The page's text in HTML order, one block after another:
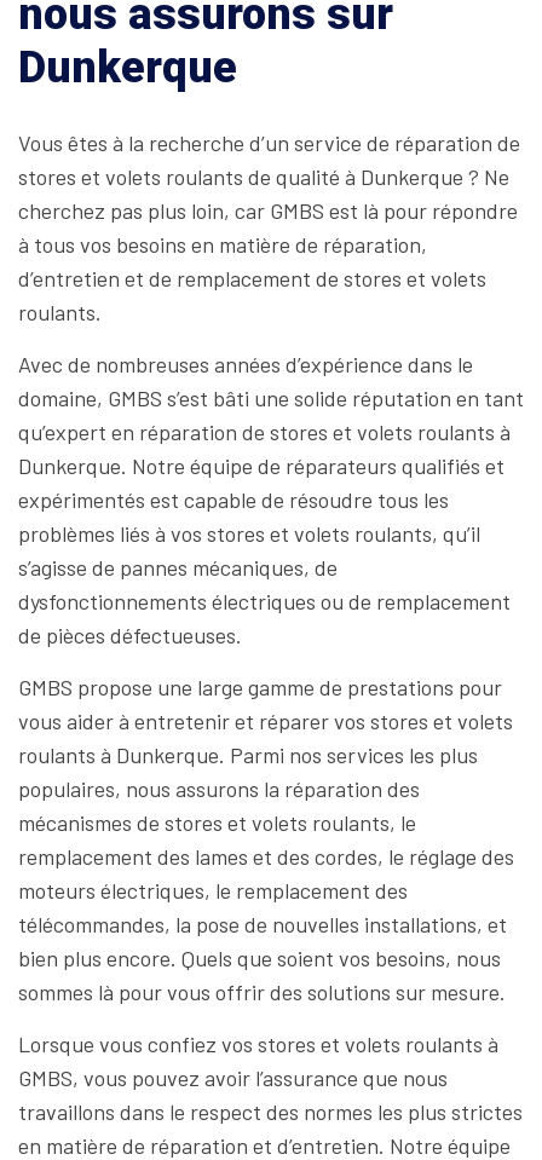
nous assurons sur
Dunkerque
Vous êtes à la recherche d’un service de réparation de
stores et volets roulants de qualité à Dunkerque ? Ne
cherchez pas plus loin, car GMBS est là pour répondre
à tous vos besoins en matière de réparation,
d’entretien et de remplacement de stores et volets
roulants.
Avec de nombreuses années d’expérience dans le
domaine, GMBS s’est bâti une solide réputation en tant
qu’expert en réparation de stores et volets roulants à
Dunkerque. Notre équipe de réparateurs qualifiés et
expérimentés est capable de résoudre tous les
problèmes liés à vos stores et volets roulants, qu’il
s’agisse de pannes mécaniques, de
dysfonctionnements électriques ou de remplacement
de pièces défectueuses.
GMBS propose une large gamme de prestations pour
vous aider à entretenir et réparer vos stores et volets
roulants à Dunkerque. Parmi nos services les plus
populaires, nous assurons la réparation des
mécanismes de stores et volets roulants, le
remplacement des lames et des cordes, le réglage des
moteurs électriques, le remplacement des
télécommandes, la pose de nouvelles installations, et
bien plus encore. Quels que soient vos besoins, nous
sommes là pour vous offrir des solutions sur mesure.
Lorsque vous confiez vos stores et volets roulants à
GMBS, vous pouvez avoir l’assurance que nous
travaillons dans le respect des normes les plus strictes
en matière de réparation et d’entretien. Notre équipe